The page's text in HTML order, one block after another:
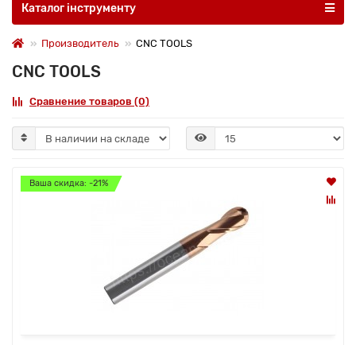
Каталог інструменту
Производитель CNC TOOLS
CNC TOOLS
Сравнение товаров (0)
Ваша скидка: -21%